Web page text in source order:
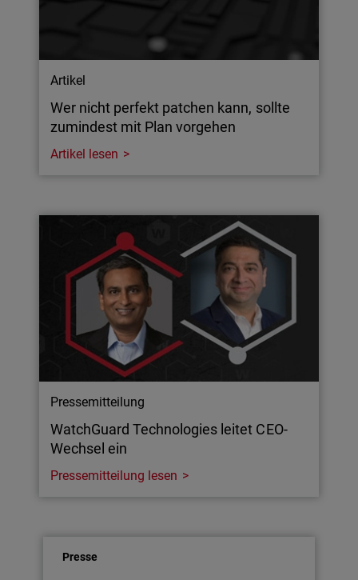
Artikel
Wer nicht perfekt patchen kann, sollte
zumindest mit Plan vorgehen
Artikel lesen
Pressemitteilung
WatchGuard Technologies leitet CEO-
Wechsel ein
Pressemitteilung lesen
Presse